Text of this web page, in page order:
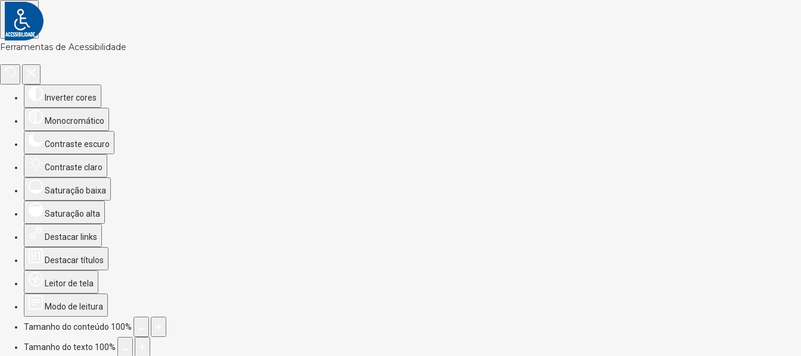
Ferramentas de Acessibilidade
Inverter cores
Monocromático
Contraste escuro
Contraste claro
Saturação baixa
Saturação alta
Destacar links
Destacar títulos
Leitor de tela
Modo de leitura
Tamanho do conteúdo 100%
Tamanho do texto 100%